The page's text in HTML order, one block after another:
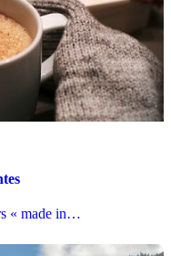
« made in…